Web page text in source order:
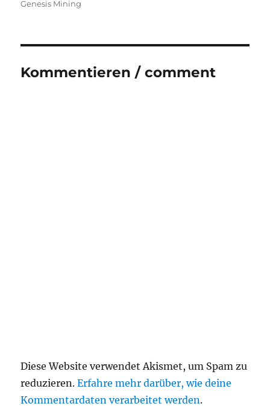
Genesis Mining
Kommentieren / comment
Diese Website verwendet Akismet, um Spam zu
reduzieren.Erfahre mehr darüber, wie deine
Kommentardaten verarbeitet werden.